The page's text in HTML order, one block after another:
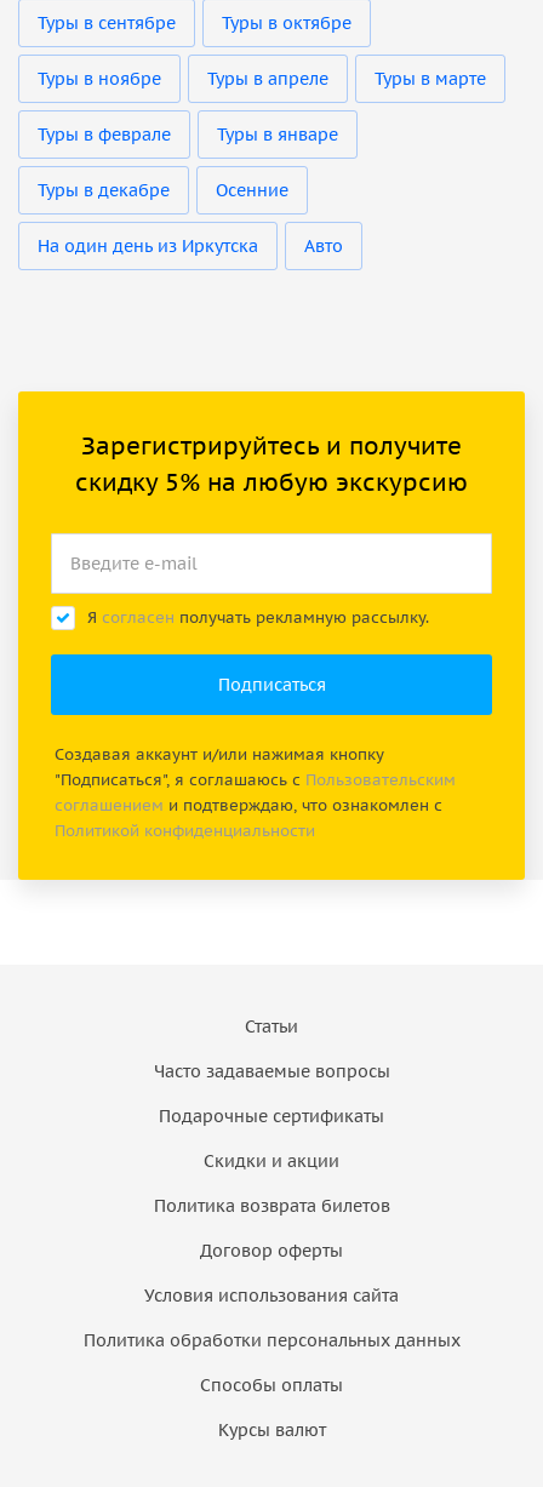
Туры в сентябре Туры в октябре
Туры в ноябре Туры в апреле Туры в марте
Туры в феврале Туры в январе
Туры в декабре Осенние
На один день из Иркутска Авто
Зарегистрируйтесь и получите
скидку 5% на любую экскурсию
Я согласен получать рекламную рассылку.
Создавая аккаунт и/или нажимая кнопку
"Подписаться", я соглашаюсь с Пользовательским
соглашением и подтверждаю, что ознакомлен с
Политикой конфиденциальности
Статьи
Часто задаваемые вопросы
Подарочные сертификаты
Скидки и акции
Политика возврата билетов
Договор оферты
Условия использования сайта
Политика обработки персональных данных
Способы оплаты
Курсы валют